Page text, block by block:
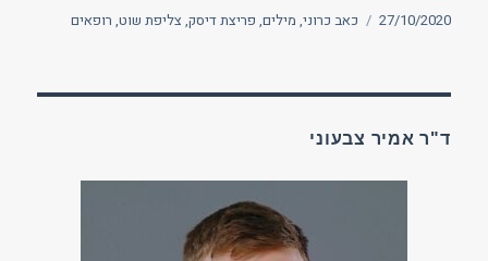
פורסם
27/10/2020 תגיות
כאב כרוני, מילים, פריצת דיסק, צליפת שוט, רופאים
ד"ר אמיר צבעוני